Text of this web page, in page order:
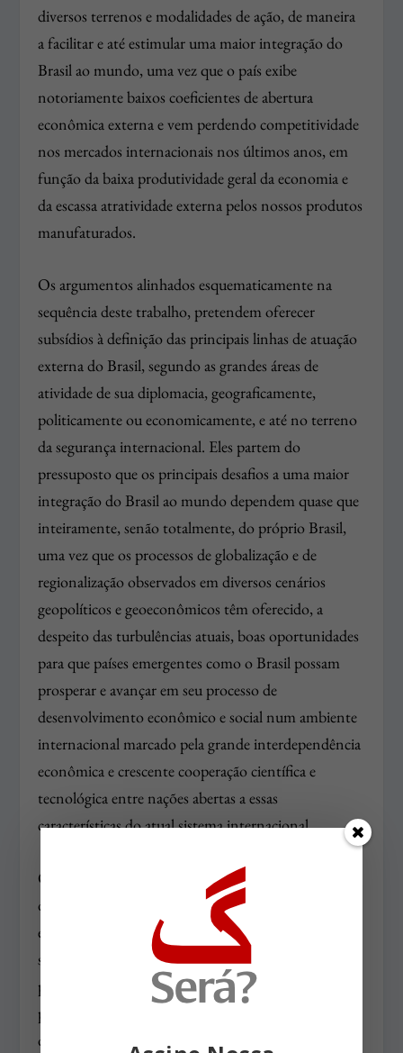
diversos terrenos e modalidades de ação, de maneira
a facilitar e até estimular uma maior integração do
Brasil ao mundo, uma vez que o país exibe
notoriamente baixos coeficientes de abertura
econômica externa e vem perdendo competitividade
nos mercados internacionais nos últimos anos, em
função da baixa produtividade geral da economia e
da escassa atratividade externa pelos nossos produtos
manufaturados.
Os argumentos alinhados esquematicamente na
sequência deste trabalho, pretendem oferecer
subsídios à definição das principais linhas de atuação
externa do Brasil, segundo as grandes áreas de
atividade de sua diplomacia, geograficamente,
politicamente ou economicamente, e até no terreno
da segurança internacional. Eles partem do
pressuposto que os principais desafios a uma maior
integração do Brasil ao mundo dependem quase que
inteiramente, senão totalmente, do próprio Brasil,
uma vez que os processos de globalização e de
regionalização observados em diversos cenários
geopolíticos e geoeconômicos têm oferecido, a
despeito das turbulências atuais, boas oportunidades
para que países emergentes como o Brasil possam
prosperar e avançar em seu processo de
desenvolvimento econômico e social num ambiente
internacional marcado pela grande interdependência
econômica e crescente cooperação científica e
tecnológica entre nações abertas a essas
características do atual sistema internacional.
O presente texto não pretende fazer um diagnóstico
dos problemas acumulados na área da política
externa e da diplomacia. O que se pretende,
sinteticamente, seria oferecer um conjunto de
propostas centradas numa política externa visando a
plena inserção do país na economia global, por meio
da integração regional e da abertura econômica geral.